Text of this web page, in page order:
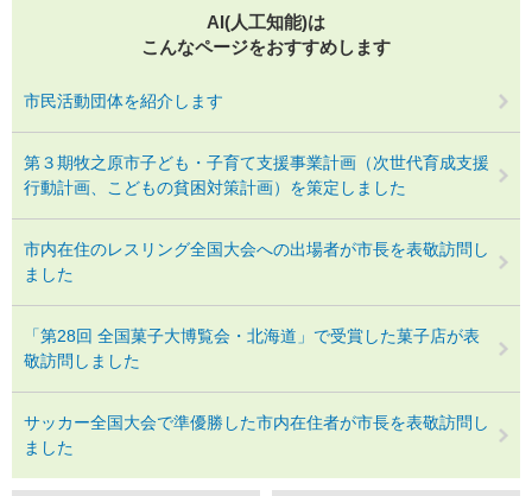
AI(人工知能)は
こんなページをおすすめします
市民活動団体を紹介します
第３期牧之原市子ども・子育て支援事業計画（次世代育成支援
行動計画、こどもの貧困対策計画）を策定しました
市内在住のレスリング全国大会への出場者が市長を表敬訪問し
ました
「第28回 全国菓子大博覧会・北海道」で受賞した菓子店が表
敬訪問しました
サッカー全国大会で準優勝した市内在住者が市長を表敬訪問し
ました